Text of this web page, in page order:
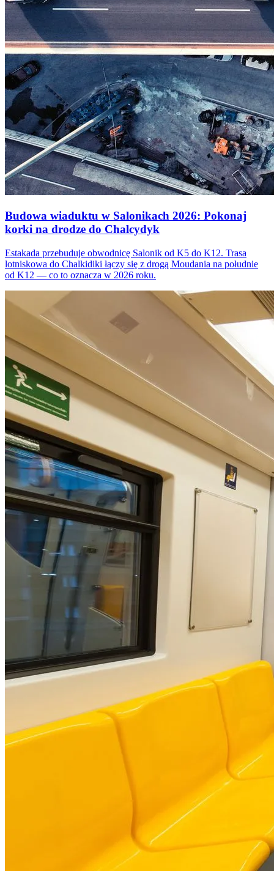
Budowa wiaduktu w Salonikach 2026: Pokonaj
korki na drodze do Chalcydyk
Estakada przebuduje obwodnicę Salonik od K5 do K12. Trasa
lotniskowa do Chalkidiki łączy się z drogą Moudania na południe
od K12 — co to oznacza w 2026 roku.